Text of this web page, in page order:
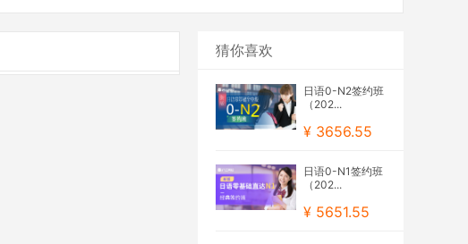
猜你喜欢
日语0-N2签约班
（202...
¥ 3656.55
日语0-N1签约班
（202...
¥ 5651.55